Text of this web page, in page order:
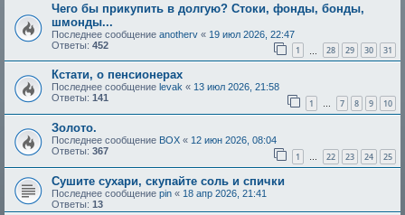
Чего бы прикупить в долгую? Стоки, фонды, бонды,
шмонды...
Последнее сообщение anotherv « 19 июл 2026, 22:47
Ответы: 452 1 28 29 30 31
Кстати, о пенсионерах
Последнее сообщение levak « 13 июл 2026, 21:58
Ответы: 141 1 … 7 8 9 10
Золото.
Последнее сообщение BOX « 12 июн 2026, 08:04
Ответы: 367 1 … 22 23 24 25
Сушите сухари, скупайте соль и спички
Последнее сообщение pin « 18 апр 2026, 21:41
Ответы: 13